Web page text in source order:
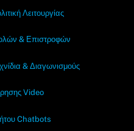
Λειτουργίας
& Επιστροφών
& Διαγωνισμούς
Video
Chatbots